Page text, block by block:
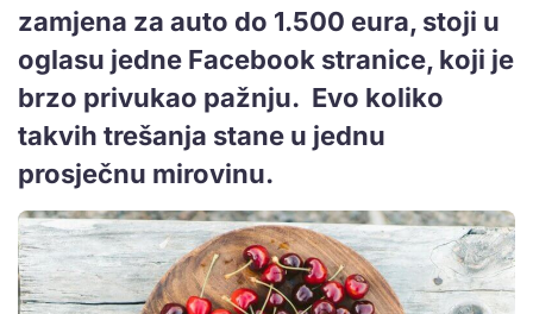
zamjena za auto do 1.500 eura, stoji u
oglasu jedne Facebook stranice, koji je
brzo privukao pažnju. Evo koliko
takvih trešanja stane u jednu
prosječnu mirovinu.